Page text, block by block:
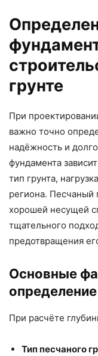
грунте
При
важно точно
надёжность и
фундамента
тип грунта,
региона. Песчаный
хорошей несущей
тщательного
предотвращения
Основные
При расчёте
Тип песчаного